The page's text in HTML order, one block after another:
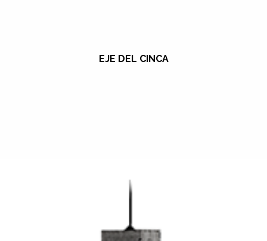
EJE DEL CINCA